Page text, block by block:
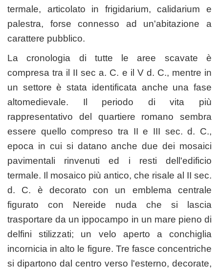
termale, articolato in frigidarium, calidarium e
palestra, forse connesso ad un'abitazione a
carattere pubblico.
La cronologia di tutte le aree scavate è
compresa tra il II sec a. C. e il V d. C., mentre in
un settore è stata identificata anche una fase
altomedievale. Il periodo di vita più
rappresentativo del quartiere romano sembra
essere quello compreso tra II e III sec. d. C.,
epoca in cui si datano anche due dei mosaici
pavimentali rinvenuti ed i resti dell'edificio
termale. Il mosaico più antico, che risale al II sec.
d. C. è decorato con un emblema centrale
figurato con Nereide nuda che si lascia
trasportare da un ippocampo in un mare pieno di
delfini stilizzati; un velo aperto a conchiglia
incornicia in alto le figure. Tre fasce concentriche
si dipartono dal centro verso l'esterno, decorate,